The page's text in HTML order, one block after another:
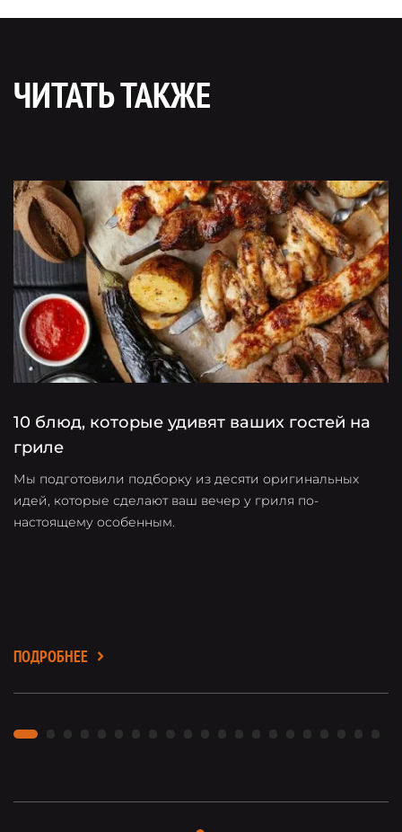
ЧИТАТЬ ТАКЖЕ
10 блюд, которые удивят ваших гостей на
гриле
Мы подготовили подборку из десяти оригинальных
идей, которые сделают ваш вечер у гриля по-
настоящему особенным.
ПОДРОБНЕЕ